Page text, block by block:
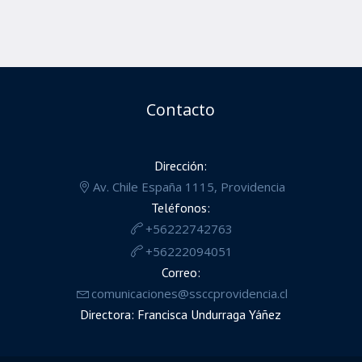
Contacto
Dirección:
Av. Chile España 1115, Providencia
Teléfonos:
+56222742763
+56222094051
Correo:
comunicaciones@ssccprovidencia.cl
Directora: Francisca Undurraga Yáñez